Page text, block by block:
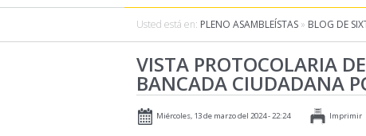
Usted está en: PLENO ASAMBLEÍSTAS » BLOG DE
VISTA PROTOCOLARIA
BANCADA CIUDADANA
Miércoles, 13 de marzo del 2024 - 22:24 Imprimir